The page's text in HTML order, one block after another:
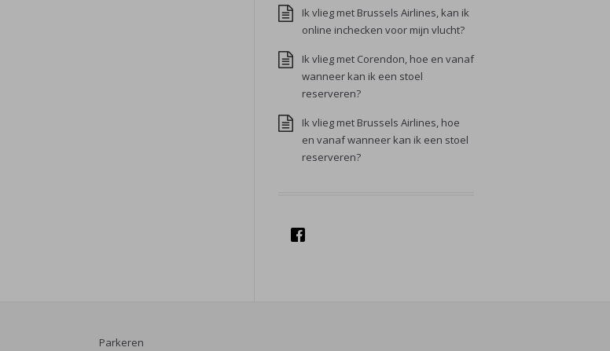
Ik vlieg met Brussels Airlines, kan ik
online inchecken voor mijn vlucht?
Ik vlieg met Corendon, hoe en vanaf
wanneer kan ik een stoel
reserveren?
Ik vlieg met Brussels Airlines, hoe
en vanaf wanneer kan ik een stoel
reserveren?
Parkeren